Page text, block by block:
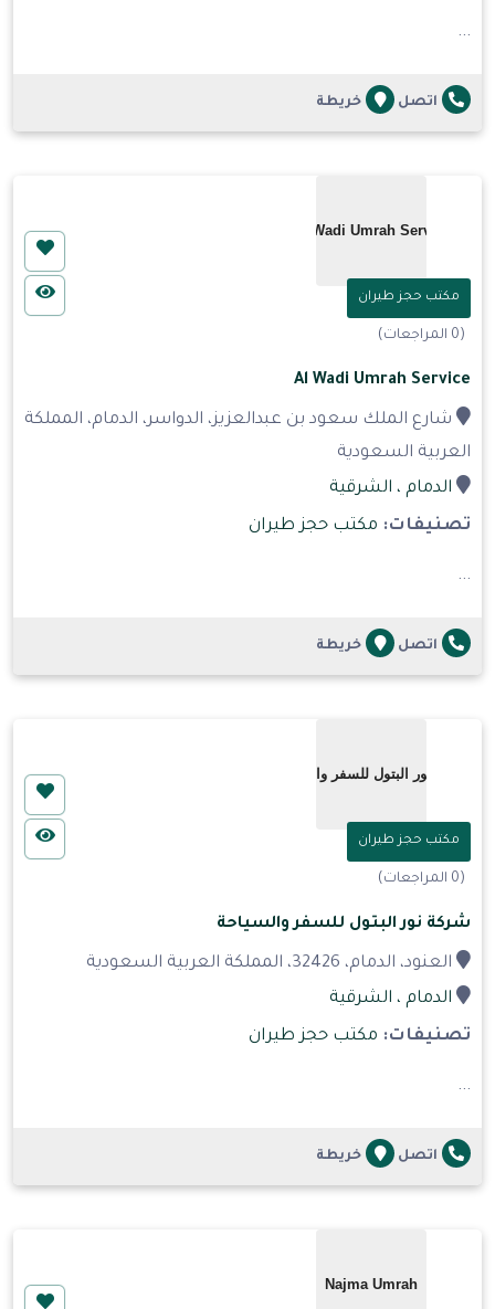
...
اتصل خريطة
مكتب حجز طيران
(0 المراجعات)
Al Wadi Umrah Service
شارع الملك سعود بن عبدالعزيز، الدواسر، الدمام، المملكة
العربية السعودية
الدمام ، الشرقية
تصنيفات: مكتب حجز طيران
...
اتصل خريطة
مكتب حجز طيران
(0 المراجعات)
شركة نور البتول للسفر والسياحة
العنود، الدمام، 32426، المملكة العربية السعودية
الدمام ، الشرقية
تصنيفات: مكتب حجز طيران
...
اتصل خريطة